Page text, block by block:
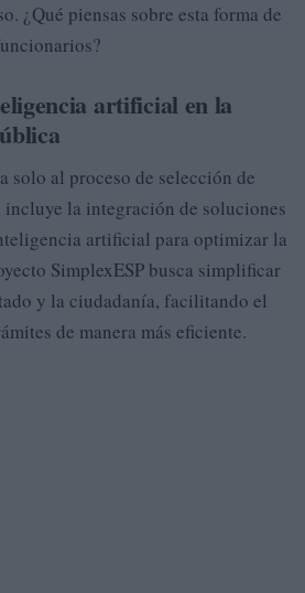
¿Qué piensas sobre esta forma de
artificial en la
solo al proceso de selección de
la integración de soluciones
artificial para optimizar la
SimplexESP busca simplificar
y la ciudadanía, facilitando el
de manera más eficiente.